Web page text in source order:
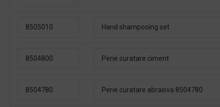
8505010 Hand shampooing set
8504800 Perie curatare ciment
8504780 Perie curatare abrasiva 8504780